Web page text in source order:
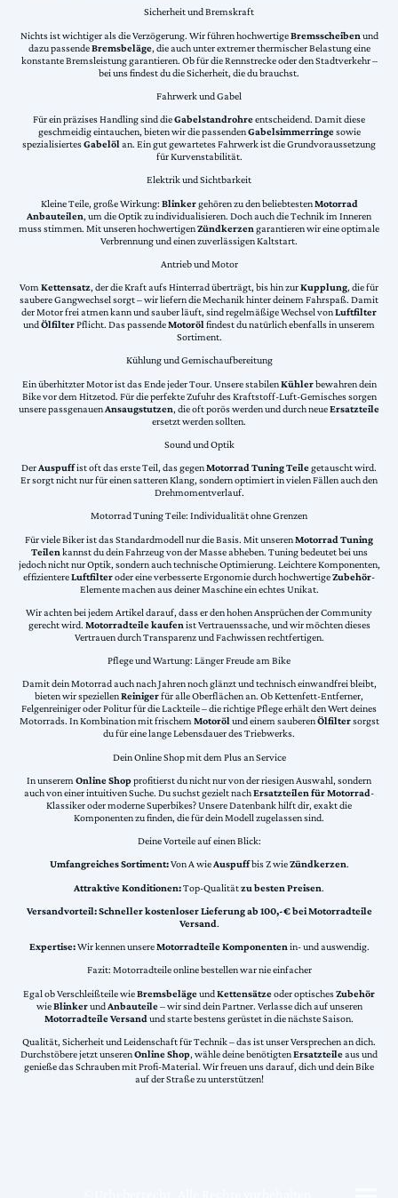
Sicherheit und Bremskraft
Nichts ist wichtiger als die Verzögerung. Wir führen hochwertigeBremsscheiben und
dazu passendeBremsbeläge, die auch unter extremer thermischer Belastung eine
konstante Bremsleistung garantieren. Ob für die Rennstrecke oder den Stadtverkehr –
bei uns findest du die Sicherheit, die du brauchst.
Fahrwerk und Gabel
Für ein präzises Handling sind dieGabelstandrohreentscheidend. Damit diese
geschmeidig eintauchen, bieten wir die passendenGabelsimmerringesowie
spezialisiertesGabelölan. Ein gut gewartetes Fahrwerk ist die Grundvoraussetzung
für Kurvenstabilität.
Elektrik und Sichtbarkeit
Kleine Teile, große Wirkung: Blinkergehören zu den beliebtestenMotorrad
Anbauteilen, um die Optik zu individualisieren. Doch auch die Technik im Inneren
muss stimmen. Mit unseren hochwertigenZündkerzen garantieren wir eine optimale
Verbrennung und einen zuverlässigen Kaltstart.
Antrieb und Motor
VomKettensatz, der die Kraft aufs Hinterrad überträgt, bis hin zurKupplung, die für
saubere Gangwechsel sorgt – wir liefern die Mechanik hinter deinem Fahrspaß. Damit
der Motor frei atmen kann und sauber läuft, sind regelmäßige Wechsel vonLuftfilter
undÖlfilterPflicht. Das passendeMotorölfindest du natürlich ebenfalls in unserem
Sortiment.
Kühlung und Gemischaufbereitung
Ein überhitzter Motor ist das Ende jeder Tour. Unsere stabilenKühlerbewahren dein
Bike vor dem Hitzetod. Für die perfekte Zufuhr des Kraftstoff-Luft-Gemisches sorgen
unsere passgenauenAnsaugstutzen, die oft porös werden und durch neueErsatzteile
ersetzt werden sollten.
Sound und Optik
DerAuspuffist oft das erste Teil, das gegenMotorrad Tuning Teilegetauscht wird.
Er sorgt nicht nur für einen satteren Klang, sondern optimiert in vielen Fällen auch den
Drehmomentverlauf.
Motorrad Tuning Teile: Individualität ohne Grenzen
Für viele Biker ist das Standardmodell nur die Basis. Mit unserenMotorrad Tuning
Teilen kannst du dein Fahrzeug von der Masse abheben. Tuning bedeutet bei uns
jedoch nicht nur Optik, sondern auch technische Optimierung. Leichtere Komponenten,
effizientereLuftfilteroder eine verbesserte Ergonomie durch hochwertigeZubehör-
Elemente machen aus deiner Maschine ein echtes Unikat.
Wir achten bei jedem Artikel darauf, dass er den hohen Ansprüchen der Community
gerecht wird. Motorradteile kaufen ist Vertrauenssache, und wir möchten dieses
Vertrauen durch Transparenz und Fachwissen rechtfertigen.
Pflege und Wartung: Länger Freude am Bike
Damit dein Motorrad auch nach Jahren noch glänzt und technisch einwandfrei bleibt,
bieten wir speziellenReinigerfür alle Oberflächen an. Ob Kettenfett-Entferner,
Felgenreiniger oder Politur für die Lackteile – die richtige Pflege erhält den Wert deines
Motorrads. In Kombination mit frischemMotorölund einem sauberenÖlfiltersorgst
du für eine lange Lebensdauer des Triebwerks.
Dein Online Shop mit dem Plus an Service
In unserem Online Shopprofitierst du nicht nur von der riesigen Auswahl, sondern
auch von einer intuitiven Suche. Du suchst gezielt nachErsatzteilen für Motorrad-
Klassiker oder moderne Superbikes? Unsere Datenbank hilft dir, exakt die
Komponenten zu finden, die für dein Modell zugelassen sind.
Deine Vorteile auf einen Blick:
Umfangreiches Sortiment:Von A wieAuspuffbis Z wieZündkerzen.
Attraktive Konditionen:Top-Qualitätzu besten Preisen.
Versandvorteil:Schneller kostenloser Lieferung ab 100,-€ bei Motorradteile
Versand.
Expertise:Wir kennen unsereMotorradteile Komponentenin- und auswendig.
Fazit: Motorradteile online bestellen war nie einfacher
Egal ob Verschleißteile wieBremsbelägeundKettensätzeoder optischesZubehör
wieBlinkerundAnbauteile– wir sind dein Partner. Verlasse dich auf unseren
Motorradteile Versand und starte bestens gerüstet in die nächste Saison.
Qualität, Sicherheit und Leidenschaft für Technik – das ist unser Versprechen an dich.
Durchstöbere jetzt unserenOnline Shop, wähle deine benötigtenErsatzteileaus und
genieße das Schrauben mit Profi-Material. Wir freuen uns darauf, dich und dein Bike
auf der Straße zu unterstützen!